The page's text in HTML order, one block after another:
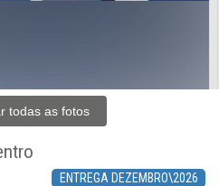
todas as fotos
ENTREGA DEZEMBRO\2026